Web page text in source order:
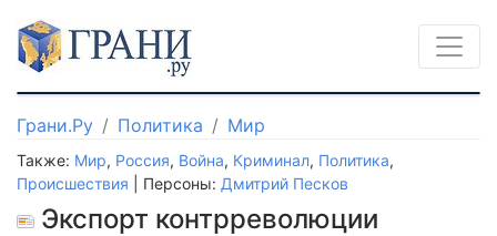
Грани.Ру Политика Мир
Также: Мир, Россия, Война, Криминал, Политика,
Происшествия | Персоны: Дмитрий Песков
Экспорт контрреволюции